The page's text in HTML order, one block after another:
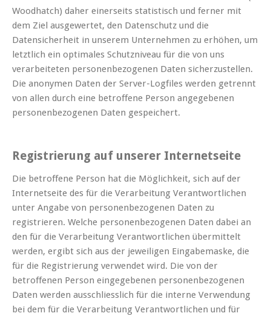
Woodhatch) daher einerseits statistisch und ferner mit
dem Ziel ausgewertet, den Datenschutz und die
Datensicherheit in unserem Unternehmen zu erhöhen, um
letztlich ein optimales Schutzniveau für die von uns
verarbeiteten personenbezogenen Daten sicherzustellen.
Die anonymen Daten der Server-Logfiles werden getrennt
von allen durch eine betroffene Person angegebenen
personenbezogenen Daten gespeichert.
Registrierung auf unserer Internetseite
Die betroffene Person hat die Möglichkeit, sich auf der
Internetseite des für die Verarbeitung Verantwortlichen
unter Angabe von personenbezogenen Daten zu
registrieren. Welche personenbezogenen Daten dabei an
den für die Verarbeitung Verantwortlichen übermittelt
werden, ergibt sich aus der jeweiligen Eingabemaske, die
für die Registrierung verwendet wird. Die von der
betroffenen Person eingegebenen personenbezogenen
Daten werden ausschliesslich für die interne Verwendung
bei dem für die Verarbeitung Verantwortlichen und für